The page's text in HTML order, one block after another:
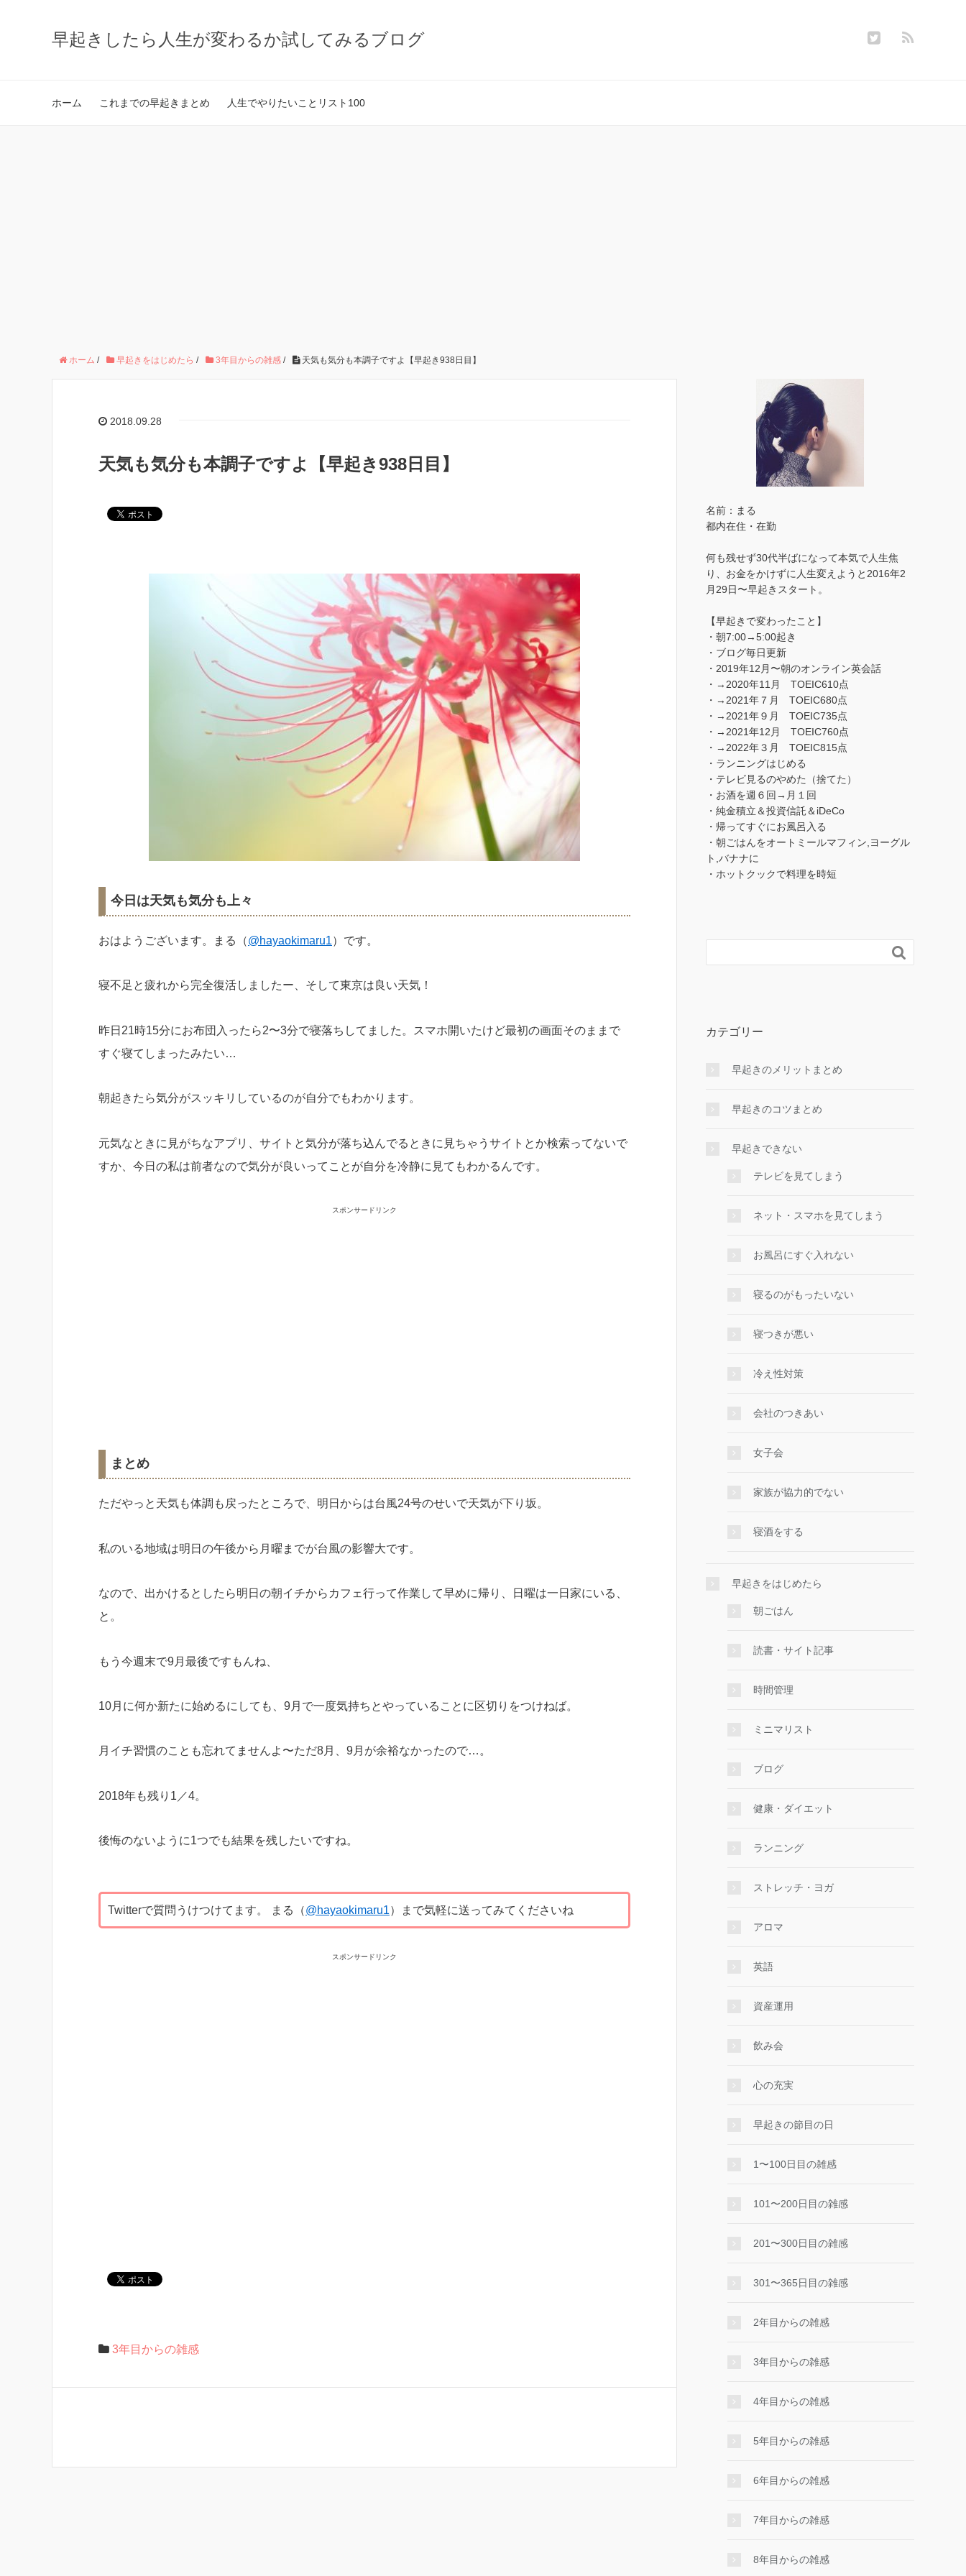
早起きしたら人生が変わるか試してみるブログ
ホーム これまでの早起きまとめ 人生でやりたいことリスト100
ホーム / 早起きをはじめたら / 3年目からの雑感 / 天気も気分も本調子ですよ【早起き938日目】
2018.09.28
天気も気分も本調子ですよ【早起き938日目】
今日は天気も気分も上々
おはようございます。まる（@hayaokimaru1）です。
寝不足と疲れから完全復活しましたー、そして東京は良い天気！
昨日21時15分にお布団入ったら2〜3分で寝落ちしてました。スマホ開いたけど最初の画面そのままで
すぐ寝てしまったみたい…
朝起きたら気分がスッキリしているのが自分でもわかります。
元気なときに見がちなアプリ、サイトと気分が落ち込んでるときに見ちゃうサイトとか検索ってないで
すか、今日の私は前者なので気分が良いってことが自分を冷静に見てもわかるんです。
スポンサードリンク
まとめ
ただやっと天気も体調も戻ったところで、明日からは台風24号のせいで天気が下り坂。
私のいる地域は明日の午後から月曜までが台風の影響大です。
なので、出かけるとしたら明日の朝イチからカフェ行って作業して早めに帰り、日曜は一日家にいる、
と。
もう今週末で9月最後ですもんね、
10月に何か新たに始めるにしても、9月で一度気持ちとやっていることに区切りをつけねば。
月イチ習慣のことも忘れてませんよ〜ただ8月、9月が余裕なかったので…。
2018年も残り1／4。
後悔のないように1つでも結果を残したいですね。
Twitterで質問うけつけてます。 まる（@hayaokimaru1）まで気軽に送ってみてくださいね
スポンサードリンク
3年目からの雑感
名前：まる
都内在住・在勤
何も残せず30代半ばになって本気で人生焦
り、お金をかけずに人生変えようと2016年2
月29日〜早起きスタート。
【早起きで変わったこと】
・朝7:00→5:00起き
・ブログ毎日更新
・2019年12月〜朝のオンライン英会話
・→2020年11月 TOEIC610点
・→2021年７月 TOEIC680点
・→2021年９月 TOEIC735点
・→2021年12月 TOEIC760点
・→2022年３月 TOEIC815点
・ランニングはじめる
・テレビ見るのやめた（捨てた）
・お酒を週６回→月１回
・純金積立＆投資信託＆iDeCo
・帰ってすぐにお風呂入る
・朝ごはんをオートミールマフィン,ヨーグル
ト,バナナに
・ホットクックで料理を時短

カテゴリー
早起きのメリットまとめ
早起きのコツまとめ
早起きできない
テレビを見てしまう
ネット・スマホを見てしまう
お風呂にすぐ入れない
寝るのがもったいない
寝つきが悪い
冷え性対策
会社のつきあい
女子会
家族が協力的でない
寝酒をする
早起きをはじめたら
朝ごはん
読書・サイト記事
時間管理
ミニマリスト
ブログ
健康・ダイエット
ランニング
ストレッチ・ヨガ
アロマ
英語
資産運用
飲み会
心の充実
早起きの節目の日
1〜100日目の雑感
101〜200日目の雑感
201〜300日目の雑感
301〜365日目の雑感
2年目からの雑感
3年目からの雑感
4年目からの雑感
5年目からの雑感
6年目からの雑感
7年目からの雑感
8年目からの雑感